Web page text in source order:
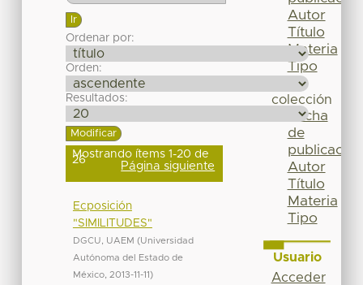
Ordenar por:
Orden:
Resultados:
Mostrando ítems 1-20 de
26 Página siguiente
Ecposición
"SIMILITUDES"
DGCU, UAEM (Universidad
Autónoma del Estado de
México, 2013-11-11)
Autor
Título
Materia
Tipo
colección
Fecha
de
publicación
Autor
Título
Materia
Tipo
Usuario
Acceder